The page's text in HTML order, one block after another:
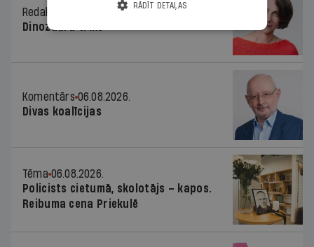
Redaktores sleja
06.08.2026.
Dinozaura triks
Komentārs 06.08.2026.
Divas koalīcijas
Tēma 06.08.2026.
Policists cietumā, skolotājs – kapos.
Reibuma cena Priekulē
RĀDĪT DETAĻAS